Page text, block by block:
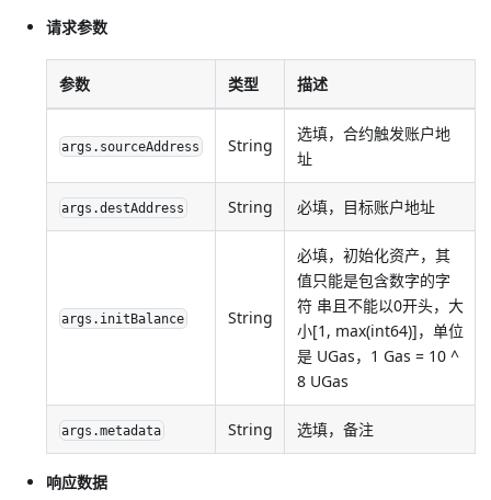
请求参数
参数 类型 描述
args.sourceAddress String
选填，合约触发账户地
址
args.destAddress String 必填，目标账户地址
args.initBalance String
必填，初始化资产，其
值只能是包含数字的字
符 串且不能以0开头，大
小[1, max(int64)]，单位
是 UGas，1 Gas = 10 ^
8 UGas
args.metadata String 选填，备注
响应数据